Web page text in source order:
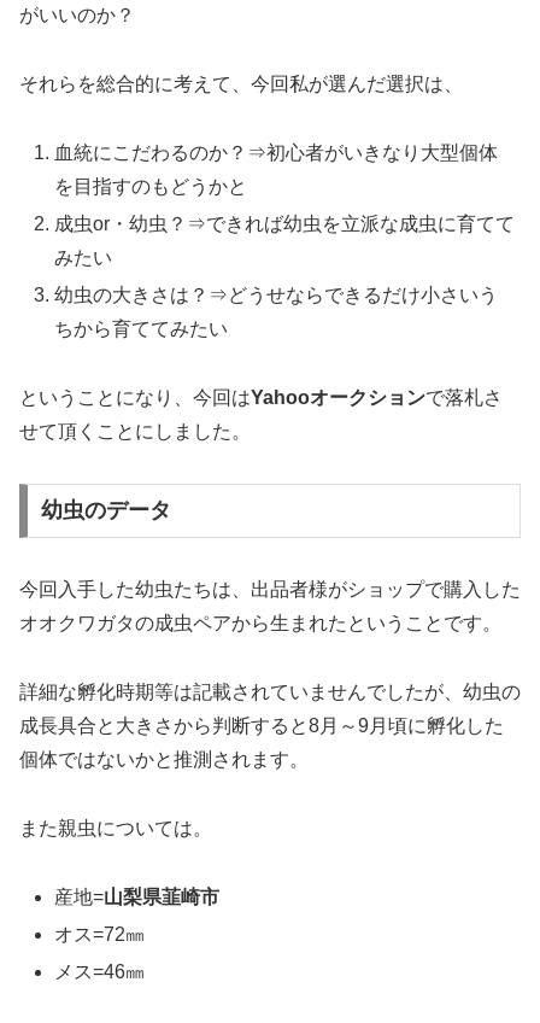
がいいのか？
それらを総合的に考えて、今回私が選んだ選択は、
血統にこだわるのか？⇒初心者がいきなり大型個体
を目指すのもどうかと
成虫or・幼虫？⇒できれば幼虫を立派な成虫に育てて
みたい
幼虫の大きさは？⇒どうせならできるだけ小さいう
ちから育ててみたい
ということになり、今回はYahooオークションで落札さ
せて頂くことにしました。
幼虫のデータ
今回入手した幼虫たちは、出品者様がショップで購入した
オオクワガタの成虫ペアから生まれたということです。
詳細な孵化時期等は記載されていませんでしたが、幼虫の
成長具合と大きさから判断すると8月～9月頃に孵化した
個体ではないかと推測されます。
また親虫については。
産地=山梨県韮崎市
オス=72㎜
メス=46㎜